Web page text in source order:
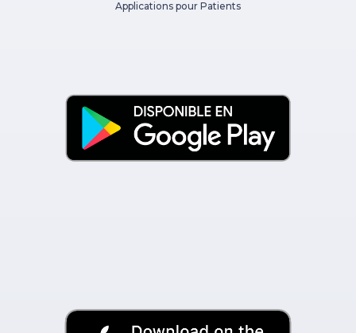
Applications pour Patients